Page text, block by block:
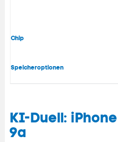
Chip
Speicheroptionen
KI-Duell:
9a